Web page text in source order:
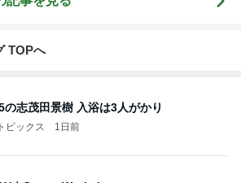
TOPへ
の志茂田景樹 入浴は3人がかり
ピックス 1日前